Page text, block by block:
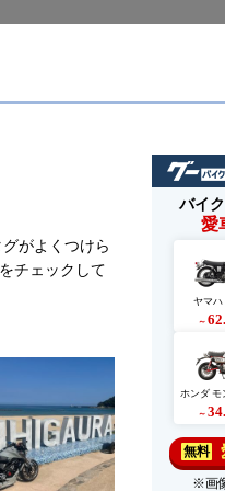
がよくつけら
チェックして
バイ
愛
ヤマハ
～ 62
ホンダ モ
～ 34
無料
※画